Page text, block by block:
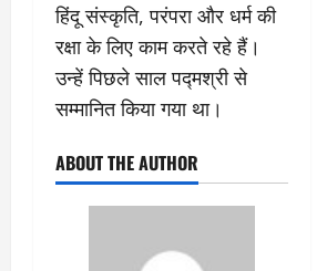
हिंदू संस्कृति, परंपरा और धर्म की
रक्षा के लिए काम करते रहे हैं।
उन्हें पिछले साल पद्मश्री से
सम्मानित किया गया था।
ABOUT THE AUTHOR